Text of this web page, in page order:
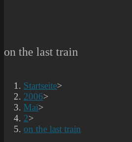
on the last train
Startseite>
2006>
Mai>
2>
on the last train